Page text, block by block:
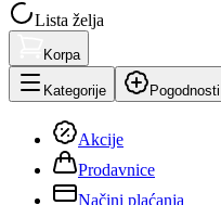
Lista želja
Korpa
Kategorije Pogodnosti
Akcije
Prodavnice
Načini plaćanja